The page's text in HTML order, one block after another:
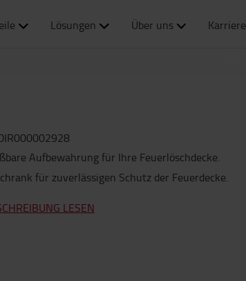
Lösungen Über uns Karriere
Aufbewahrung für Ihre Feuerlöschdecke.
für zuverlässigen Schutz der Feuerdecke.
LESEN